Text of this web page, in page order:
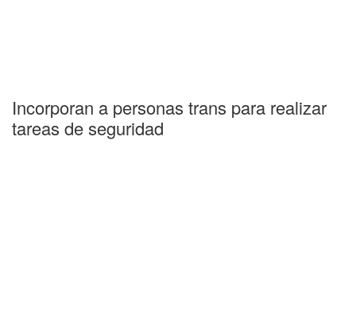
Incorporan a personas trans para realizar
tareas de seguridad